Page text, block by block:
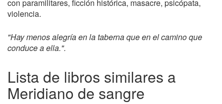
con paramilitares, ficción histórica, masacre, psicópata,
violencia.
"Hay menos alegría en la taberna que en el camino que
conduce a ella.".
Lista de libros similares a
Meridiano de sangre